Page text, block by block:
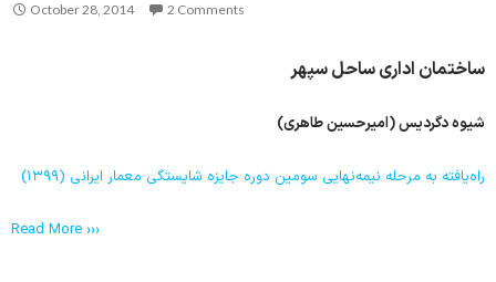
October 28, 2014 2 Comments
ساختمان اداری ساحل سپهر
شیوه دگردیس (امیرحسین طاهری)
راه‌یافته به مرحله نیمه‌نهایی سومین دوره جایزه شایستگی معمار ایرانی (۱۳۹۹)
Read More ›››